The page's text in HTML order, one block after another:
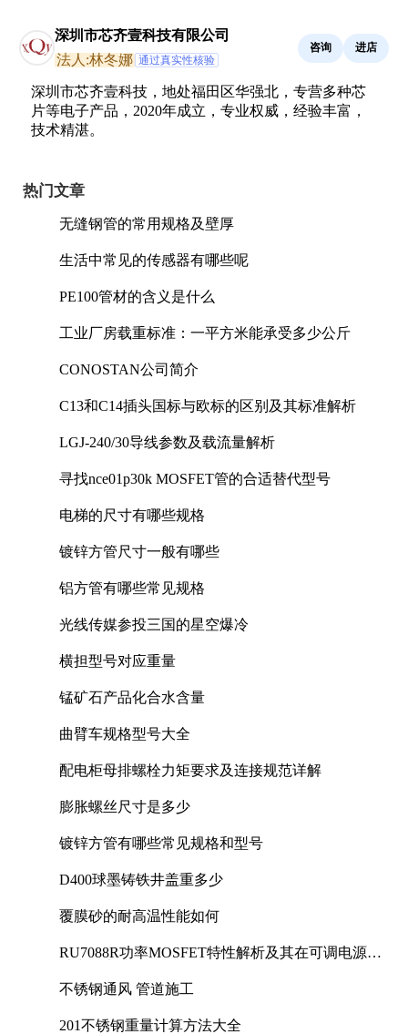
深圳市芯齐壹科技有限公司
法人:林冬娜 通过真实性核验
咨询 进店
深圳市芯齐壹科技，地处福田区华强北，专营多种芯
片等电子产品，2020年成立，专业权威，经验丰富，
技术精湛。
热门文章
无缝钢管的常用规格及壁厚
生活中常见的传感器有哪些呢
PE100管材的含义是什么
工业厂房载重标准：一平方米能承受多少公斤
CONOSTAN公司简介
C13和C14插头国标与欧标的区别及其标准解析
LGJ-240/30导线参数及载流量解析
寻找nce01p30k MOSFET管的合适替代型号
电梯的尺寸有哪些规格
镀锌方管尺寸一般有哪些
铝方管有哪些常见规格
光线传媒参投三国的星空爆冷
横担型号对应重量
锰矿石产品化合水含量
曲臂车规格型号大全
配电柜母排螺栓力矩要求及连接规范详解
膨胀螺丝尺寸是多少
镀锌方管有哪些常见规格和型号
D400球墨铸铁井盖重多少
覆膜砂的耐高温性能如何
RU7088R功率MOSFET特性解析及其在可调电源设
不锈钢通风 管道施工
201不锈钢重量计算方法大全